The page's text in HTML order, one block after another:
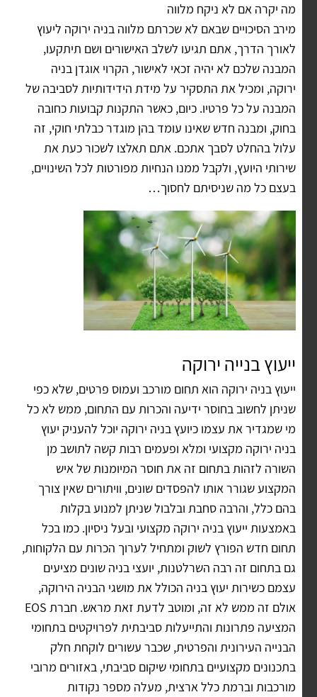
מה יקרה אם לא ניקח מלווה
מירב הסיכויים שבאם לא שכרתם מלווה בניה ירוקה ליעוץ
לאורך הדרך, אתם תגיעו לשלב האישורים ושם תיתקעו,
המבנה שלכם לא יהיה זכאי לאישור, הקרוי אוגדן בניה
ירוקה, ומכיל את התסקיר על מידת הידידותיות לסביבה של
המבנה על כל פרטיו. כיום, כאשר התקנות קבועות כחובה
בחוק, ומבנה חדש שאינו עומד בהן מוגדר כבלתי חוקי, זה
עלול בהחלט לסבך אתכם. אתם תאלצו לשכור כעת את
שירותי היועץ, ולקבל ממנו הנחיות מפורטות לכל השינויים,
בעצם כל מה שניסיתם לחסוך…
ייעוץ בנייה ירוקה
ייעוץ בניה ירוקה הוא תחום מורכב ועמוס פרטים, שלא כפי
שניתן לחשוב בחוסר ידיעה והכרות עם התחום, ממש לא כל
מי שמגדיר את עצמו כיועץ בניה ירוקה יוכל להעניק יעוץ
בניה ירוקה מקצועי ומלא ופעמים רבות קשה לתושב מן
השורה לזהות בתחום זה את חוסר המיומנות של איש
המקצוע שגורר אותו להפסדים שונים, וויתורים שאין צורך
בהם כלל, והרבה סחבת ובלבול שניתן למנוע בקלות
באמצעות ייעוץ בניה ירוקה מקצועי ובעל ניסיון. כמו בכל
תחום חדש הפורץ לשוק ומתחיל לערוך הכרות עם הלקוחות,
גם בתחום זה רבה השרלטנות, יועצי בניה שונים מציעים
עצמם כשירות יעוץ בניה הכולל את מושגי הבניה הירוקה,
אולם זה ממש לא זה, ומוטב לדעת זאת מראש. חברת EOS
המציעה פתרונות והתייעלות סביבתית לפרויקטים בתחומי
הבנייה העירונית והפרטית, שכבר עשורים לוקחת חלק
בתכנונים מקצועיים בתחומי שיקום סביבתי, באזורים מרובי
מורכבות וברמת כלל ארצית, מעלה מספר נקודות